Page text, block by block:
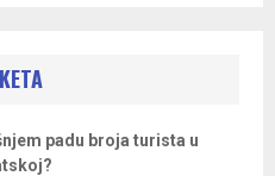
padu broja turista u